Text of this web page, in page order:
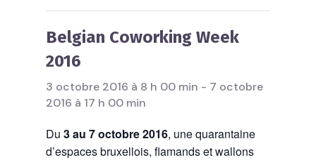
Belgian Coworking Week
2016
3 octobre 2016 à 8 h 00 min - 7 octobre
2016 à 17 h 00 min
Du 3 au 7 octobre 2016, une quarantaine
d’espaces bruxellois, flamands et wallons